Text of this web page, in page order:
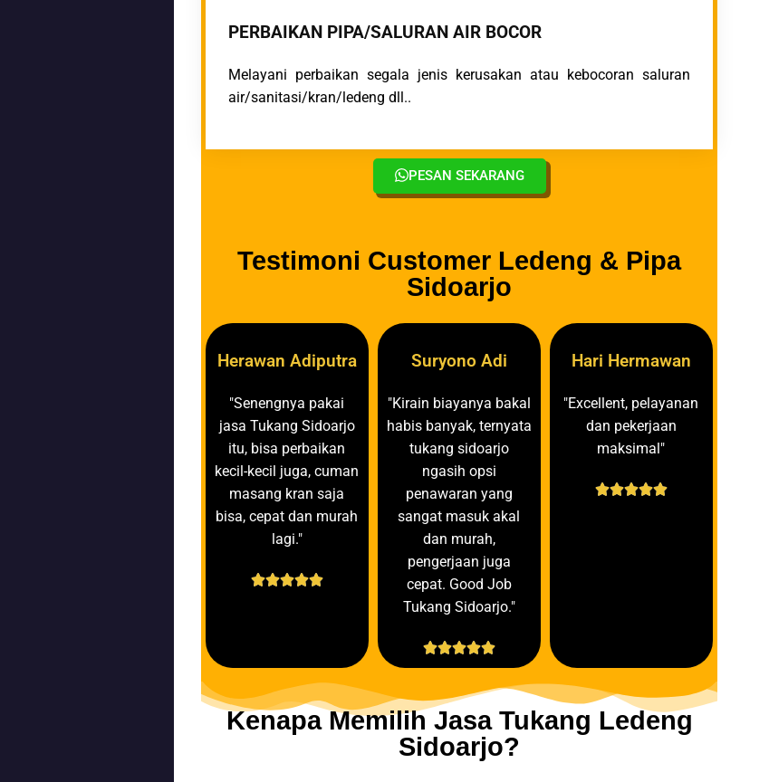
PERBAIKAN PIPA/SALURAN AIR BOCOR
Melayani perbaikan segala jenis kerusakan atau kebocoran saluran
air/sanitasi/kran/ledeng dll..
PESAN SEKARANG
Testimoni Customer Ledeng & Pipa
Sidoarjo
Herawan Adiputra
"Senengnya pakai
jasa Tukang Sidoarjo
itu, bisa perbaikan
kecil-kecil juga, cuman
masang kran saja
bisa, cepat dan murah
lagi."

Suryono Adi
"Kirain biayanya bakal
habis banyak, ternyata
tukang sidoarjo
ngasih opsi
penawaran yang
sangat masuk akal
dan murah,
pengerjaan juga
cepat. Good Job
Tukang Sidoarjo."

Hari Hermawan
"Excellent, pelayanan
dan pekerjaan
maksimal"

Kenapa Memilih Jasa Tukang Ledeng
Sidoarjo?